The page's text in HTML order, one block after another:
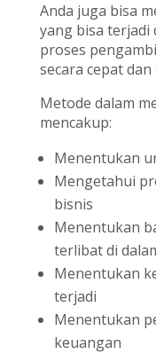
Anda juga bisa
yang bisa terjadi
proses
secara cepat
Metode dalam
mencakup:
Menentukan
Mengetahui
bisnis
Menentukan
terlibat di
Menentukan
terjadi
Menentukan
keuangan